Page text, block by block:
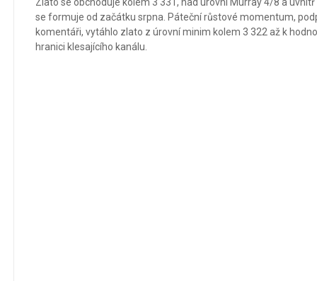
se formuje od začátku srpna. Páteční růstové momentum,
komentáři, vytáhlo zlato z úrovní minim kolem 3 322 až k
hranici klesajícího kanálu.